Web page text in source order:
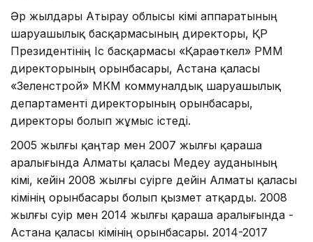
Әр жылдары Атырау облысы әкiмi аппаратының
шаруашылық басқармасының директоры, ҚР
Президентiнiң Iс басқармасы «Қараөткел» РММ
директорының орынбасары, Астана қаласы
«Зеленстрой» МКМ коммуналдық шаруашылық
департаментi директорының орынбасары,
директоры болып жұмыс істеді.
2005 жылғы қаңтар мен 2007 жылғы қараша
аралығында Алматы қаласы Медеу ауданының
әкiмi, кейiн 2008 жылғы сәуiрге дейiн Алматы қаласы
әкiмiнiң орынбасары болып қызмет атқарды. 2008
жылғы сәуiр мен 2014 жылғы қараша аралығында -
Астана қаласы әкiмiнiң орынбасары. 2014-2017